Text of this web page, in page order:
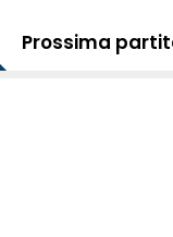
Prossima